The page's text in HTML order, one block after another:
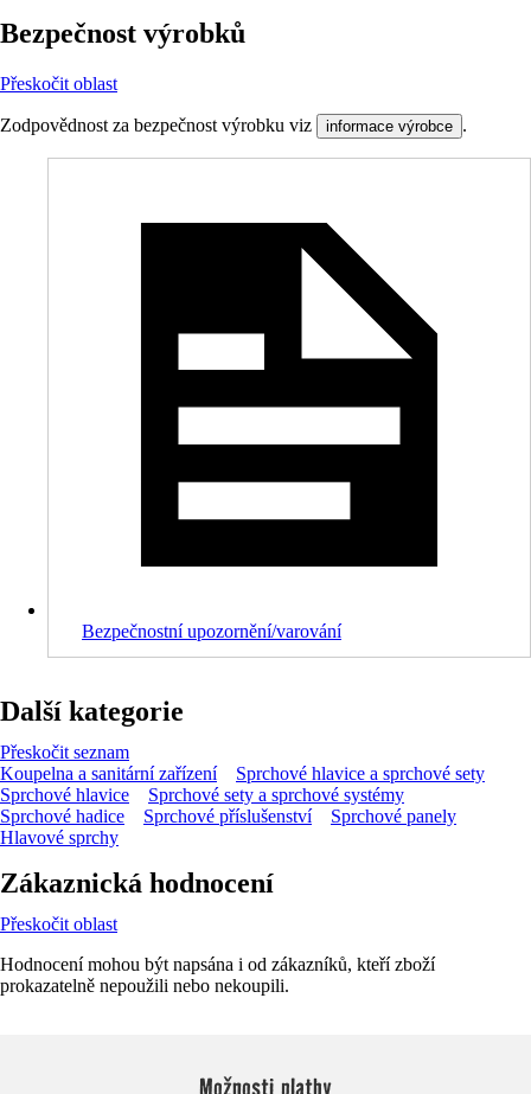
Bezpečnost výrobků
Přeskočit oblast
Zodpovědnost za bezpečnost výrobku viz informace výrobce .
Bezpečnostní upozornění/varování
Další kategorie
Přeskočit seznam
Koupelna a sanitární zařízení
Sprchové hlavice a sprchové sety
Sprchové hlavice
Sprchové sety a sprchové systémy
Sprchové hadice
Sprchové příslušenství
Sprchové panely
Hlavové sprchy
Zákaznická hodnocení
Přeskočit oblast
Hodnocení mohou být napsána i od zákazníků, kteří zboží
prokazatelně nepoužili nebo nekoupili.
Možnosti platby